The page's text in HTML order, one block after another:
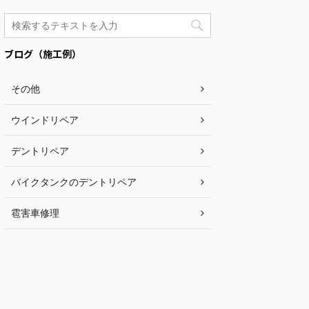
ブログ（施工例）
その他
ウインドリペア
デントリペア
バイクタンクのデントリペア
雹害車修理